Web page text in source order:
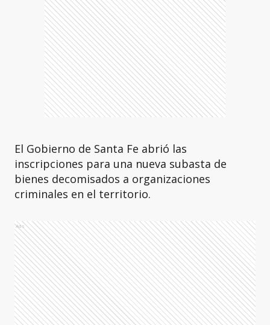
El Gobierno de Santa Fe abrió las
inscripciones para una nueva subasta de
bienes decomisados a organizaciones
criminales en el territorio.
Ads